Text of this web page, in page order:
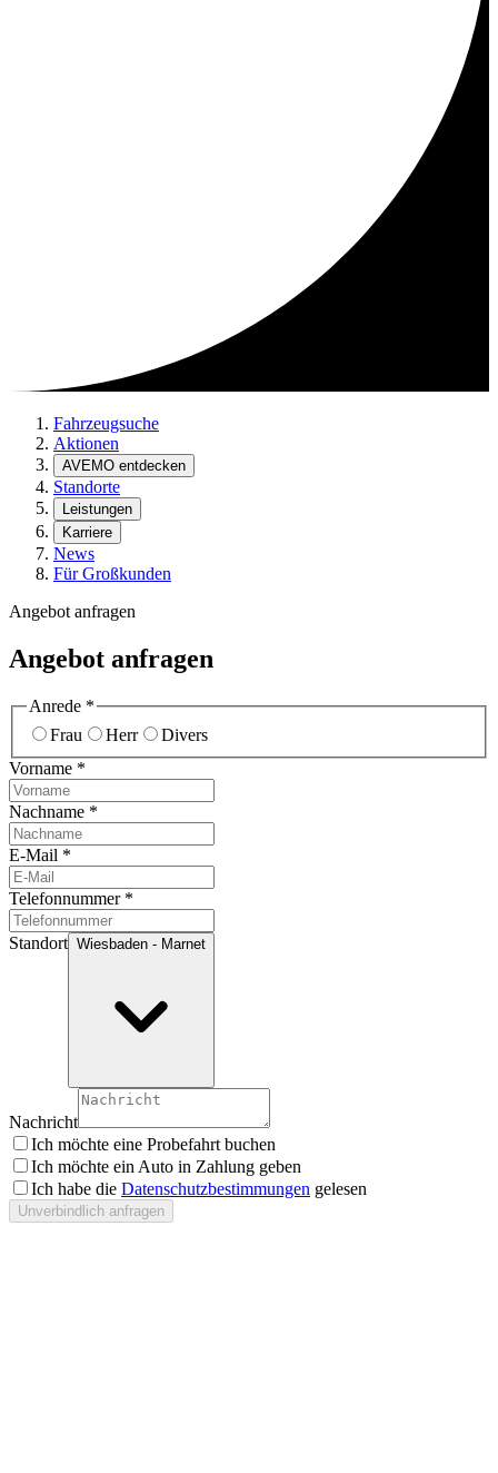
Fahrzeugsuche
Aktionen
AVEMO entdecken
Standorte
Leistungen
Karriere
News
Für Großkunden
Angebot anfragen
Angebot anfragen
Anrede *
Frau
Herr
Divers
Vorname *
Nachname *
E-Mail *
Telefonnummer*
Standort Wiesbaden - Marnet
Nachricht
Ich möchte eine Probefahrt buchen
Ich möchte ein Auto in Zahlung geben
Ich habe die Datenschutzbestimmungen gelesen
Unverbindlich anfragen